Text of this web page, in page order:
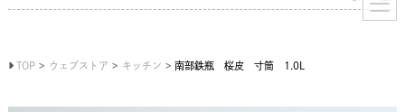
TOP ウェブストア キッチン 南部鉄瓶 桜皮 寸筒 1.0L